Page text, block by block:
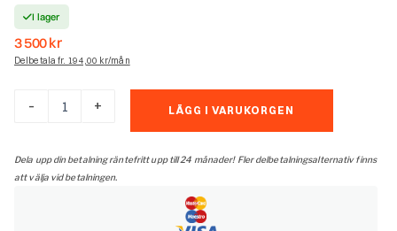
I lager
3 500kr
Delbetala fr. 194,00 kr/mån
-
mängd
+ LÄGG I VARUKORGEN
Dela upp din betalning räntefritt upp till 24 månader! Fler delbetalningsalternativ finns
att välja vid betalningen.